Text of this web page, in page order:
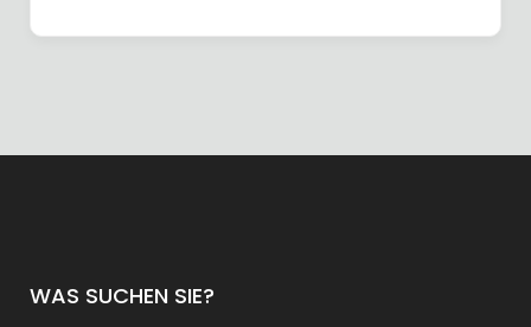
WAS SUCHEN SIE?